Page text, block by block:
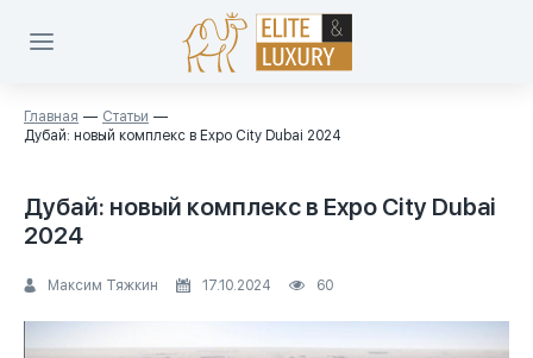
Главная
Статьи
Дубай: новый комплекс в Expo City Dubai 2024
Дубай: новый комплекс в Expo City Dubai
2024
Максим Тяжкин 17.10.2024 60